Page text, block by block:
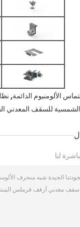
الألومنيوم الدائمة,
للسقف المعدني
لنا